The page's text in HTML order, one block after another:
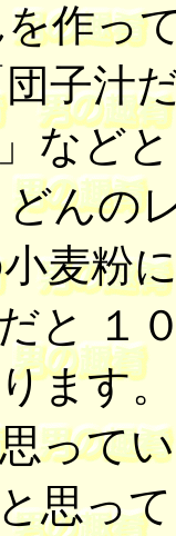
作っ
子汁
など
んの
麦粉
と １
ます
って
思っ